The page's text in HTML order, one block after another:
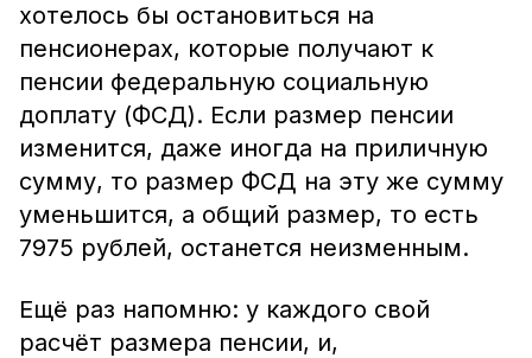
хотелось бы остановиться на
пенсионерах, которые получают к
пенсии федеральную социальную
доплату (ФСД). Если размер пенсии
изменится, даже иногда на приличную
сумму, то размер ФСД на эту же сумму
уменьшится, а общий размер, то есть
7975 рублей, останется неизменным.
Ещё раз напомню: у каждого свой
расчёт размера пенсии, и,